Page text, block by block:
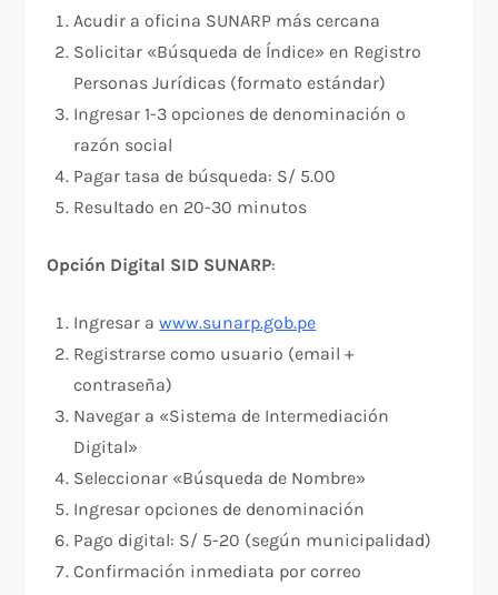
Acudir a oficina SUNARP más cercana
Solicitar «Búsqueda de Índice» en Registro
Personas Jurídicas (formato estándar)
Ingresar 1-3 opciones de denominación o
razón social
Pagar tasa de búsqueda: S/ 5.00
Resultado en 20-30 minutos
Opción Digital SID SUNARP:
Ingresar awww.sunarp.gob.pe
Registrarse como usuario (email +
contraseña)
Navegar a «Sistema de Intermediación
Digital»
Seleccionar «Búsqueda de Nombre»
Ingresar opciones de denominación
Pago digital: S/ 5-20 (según municipalidad)
Confirmación inmediata por correo